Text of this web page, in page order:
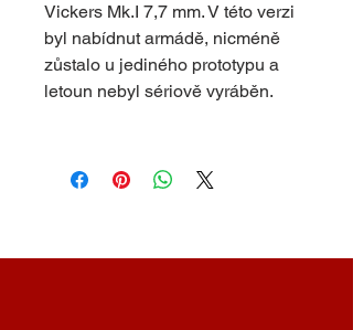
Vickers Mk.I 7,7 mm. V této verzi
byl nabídnut armádě, nicméně
zůstalo u jediného prototypu a
letoun nebyl sériově vyráběn.